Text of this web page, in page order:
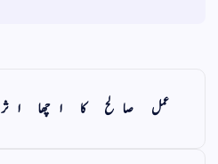
عمل صالح کا اچھا اثر